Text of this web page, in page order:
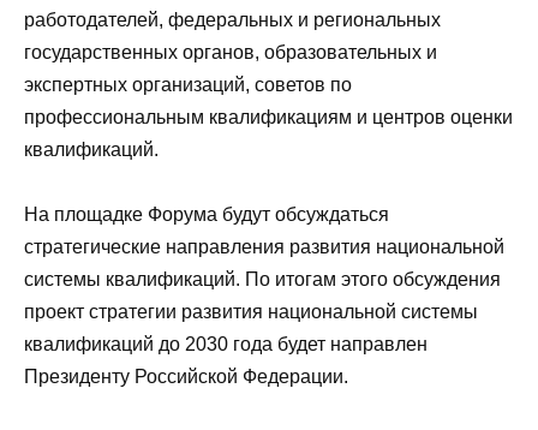
работодателей, федеральных и региональных
государственных органов, образовательных и
экспертных организаций, советов по
профессиональным квалификациям и центров оценки
квалификаций.
На площадке Форума будут обсуждаться
стратегические направления развития национальной
системы квалификаций. По итогам этого обсуждения
проект стратегии развития национальной системы
квалификаций до 2030 года будет направлен
Президенту Российской Федерации.